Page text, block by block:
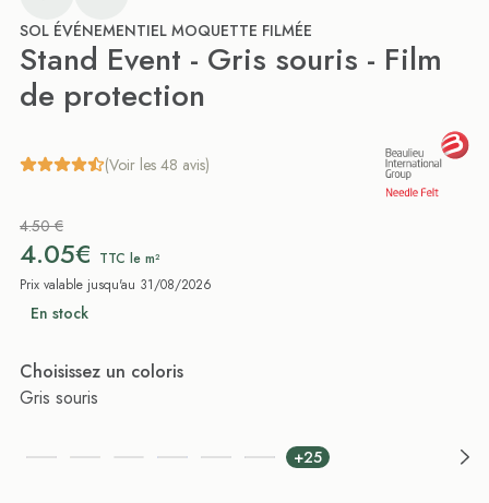
SOL ÉVÉNEMENTIEL MOQUETTE FILMÉE
Stand Event - Gris souris - Film
de protection
(Voir les 48 avis)
4.50 €
4.05€ TTC le m²
Prix valable jusqu'au 31/08/2026
En stock
Choisissez un coloris
Gris souris
+25